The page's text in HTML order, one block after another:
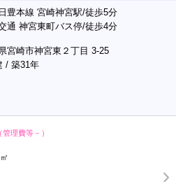
豊本線 宮崎神宮駅/徒歩5分
通 神宮東町バス停/徒歩4分
宮崎市神宮東２丁目 3-25
/ 築31年
（管理費等－）